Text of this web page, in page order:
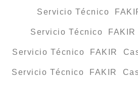
Servicio Técnico
Servicio Técnico
Servicio Técnico FAKIR
Servicio Técnico FAKIR